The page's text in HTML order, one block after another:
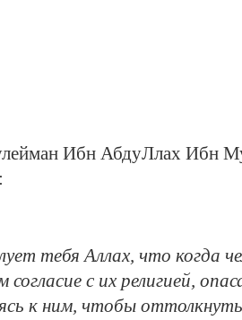
Ибн АбдуЛлах Ибн
тебя Аллах, что когда
с их религией,
к ним, чтобы